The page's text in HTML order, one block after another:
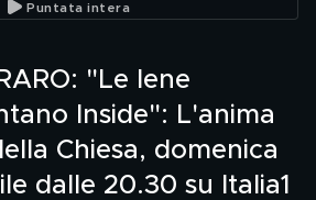
Puntata intera
"Le Iene
Inside": L'anima
Chiesa, domenica
dalle 20.30 su Italia1